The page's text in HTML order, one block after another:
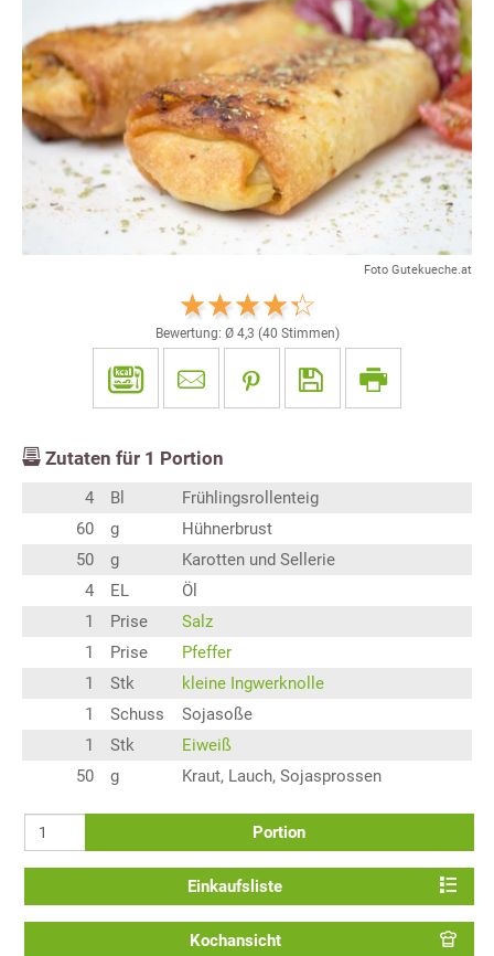
Foto Gutekueche.at
Bewertung: Ø 4,3 (40 Stimmen)
Zutaten für 1 Portion
4 Bl
Frühlingsrollenteig
60
g
Hühnerbrust
50
g
Karotten und Sellerie
4
EL
Öl
1
Prise
Salz
1
Prise
Pfeffer
1
Stk
kleine Ingwerknolle
1
Schuss
Sojasoße
1
Stk
Eiweiß
50
g Kraut, Lauch, Sojasprossen
Portion
Einkaufsliste
Kochansicht